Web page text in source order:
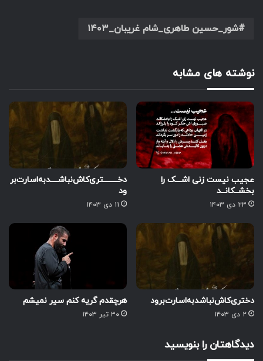
شور_حسین طاهری_شام غریبان_۱۴۰۳
نوشته های مشابه
عجیب نیست زنی اشـــک را
بخشــکانــد
۲۳ دی ۱۴۰۳
دخــــــــتری‌کاش‌نباشــــدبه‌اسارت‌بر
ود
۱۱ دی ۱۴۰۳
دختری‌کاش‌نباشدبه‌اسارت‌برود
۲ دی ۱۴۰۳
هرچقدم گریه کنم سیر نمیشم
۳۰ تیر ۱۴۰۳
دیدگاهتان را بنویسید